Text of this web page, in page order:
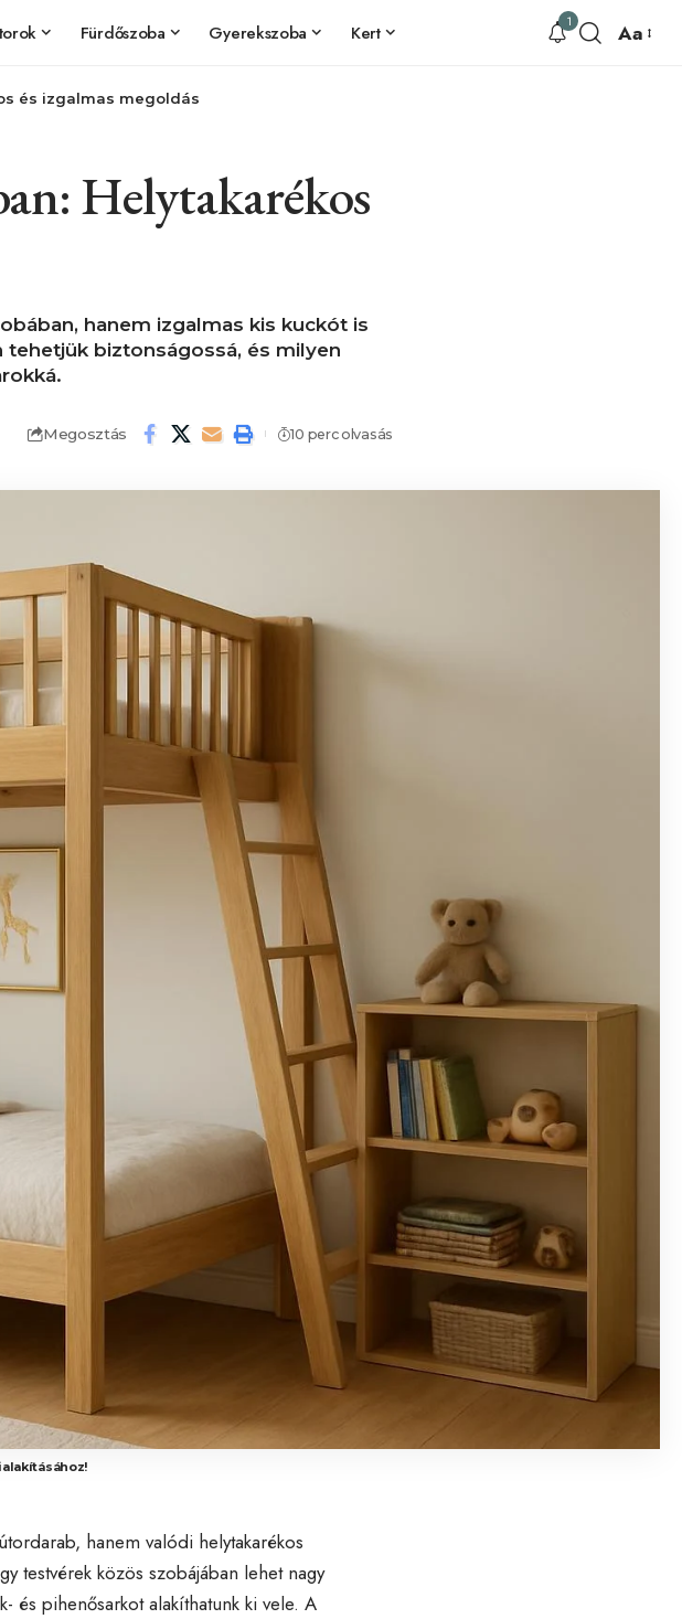
Fürdőszoba Gyerekszoba Kert
1 Aa
és izgalmas megoldás
Helytakarékos
hanem izgalmas kis kuckót is
biztonságossá, és milyen
Megosztás 10 perc olvasás
hanem valódi helytakarékos
testvérek közös szobájában lehet nagy
és pihenősarkot alakíthatunk ki vele. A